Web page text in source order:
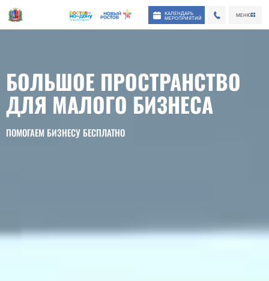
КАЛЕНДАРЬ
МЕРОПРИЯТИЙ
МЕНЮ
БОЛЬШОЕ ПРОСТРАНСТВО
ДЛЯ МАЛОГО БИЗНЕСА
ПОМОГАЕМ БИЗНЕСУ БЕСПЛАТНО